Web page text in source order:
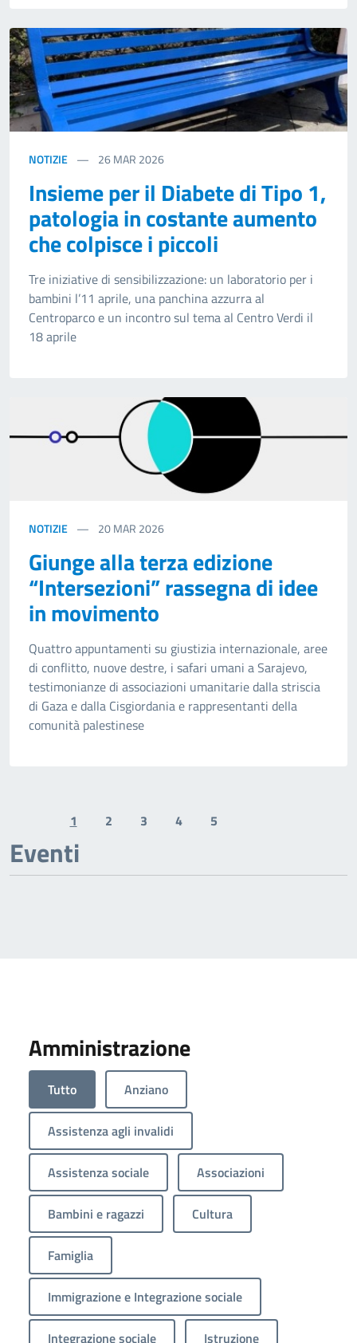
NOTIZIE 26MAR 2026
Insieme per il Diabete di Tipo 1,
patologia in costante aumento
che colpisce i piccoli
Tre iniziative di sensibilizzazione: un laboratorio per i
bambini l’11 aprile, una panchina azzurra al
Centroparco e un incontro sul tema al Centro Verdi il
18 aprile
NOTIZIE 20MAR 2026
Giunge alla terza edizione
“Intersezioni” rassegna di idee
in movimento
Quattro appuntamenti su giustizia internazionale, aree
di conflitto, nuove destre, i safari umani a Sarajevo,
testimonianze di associazioni umanitarie dalla striscia
di Gaza e dalla Cisgiordania e rappresentanti della
comunità palestinese
Previous page
1 2 3 4 5
Eventi
Amministrazione
Tutto Anziano
Assistenza agli invalidi
Assistenza sociale Associazioni
Bambini e ragazzi Cultura
Famiglia
Immigrazione e Integrazione sociale
Integrazione sociale Istruzione